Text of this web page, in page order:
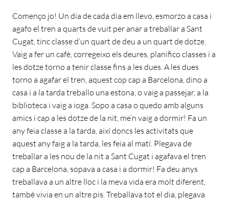
Començo jo! Un dia de cada dia em llevo, esmorzo a casa i
agafo el tren a quarts de vuit per anar a treballar a Sant
Cugat, tinc classe d’un quart de deu a un quart de dotze.
Vaig a fer un cafè, corregeixo els deures, planifico classes i a
les dotze torno a tenir classe fins a les dues. A les dues
torno a agafar el tren, aquest cop cap a Barcelona, dino a
casa i a la tarda treballo una estona, o vaig a passejar, a la
biblioteca i vaig a ioga. Sopo a casa o quedo amb alguns
amics i cap a les dotze de la nit, me’n vaig a dormir! Fa un
any feia classe a la tarda, així doncs les activitats que
aquest any faig a la tarda, les feia al matí. Plegava de
treballar a les nou de la nit a Sant Cugat i agafava el tren
cap a Barcelona, sopava a casa i a dormir! Fa deu anys
treballava a un altre lloc i la meva vida era molt diferent,
també vivia en un altre pis. Treballava tot el dia, plegava